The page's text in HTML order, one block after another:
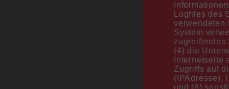
Logfiles des
verwendeten
System
zugreifendes
(4) die
Internetseite
Zugriffs auf
(IPAdresse),
und (8)